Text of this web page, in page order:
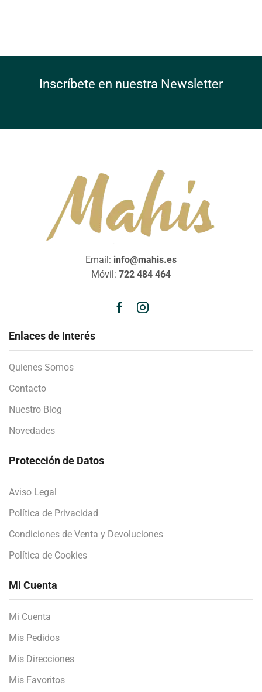
Inscríbete en nuestra Newsletter
Email: info@mahis.es
Móvil: 722 484 464
Enlaces de Interés
Quienes Somos
Contacto
Nuestro Blog
Novedades
Protección de Datos
Aviso Legal
Política de Privacidad
Condiciones de Venta y Devoluciones
Política de Cookies
Mi Cuenta
Mi Cuenta
Mis Pedidos
Mis Direcciones
Mis Favoritos